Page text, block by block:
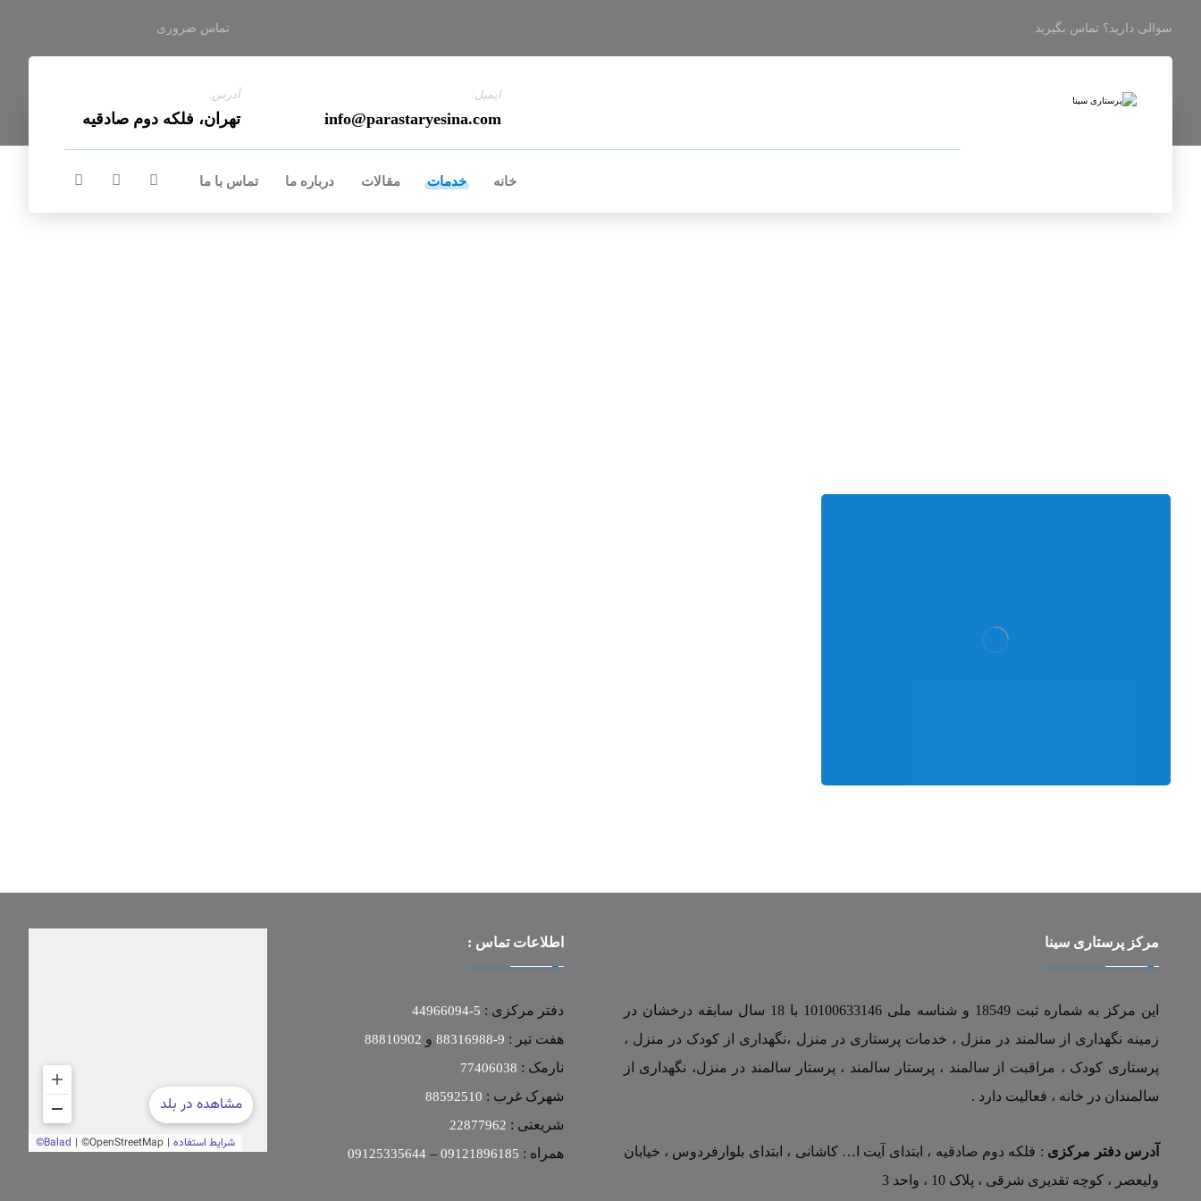
سوالی دارید؟ تماس بگیرید تماس ضروری
آدرس:
تهران، فلکه دوم صادقیه
ایمیل:
info@parastaryesina.com
خانه خدمات مقالات درباره ما تماس با ما
مرکز پرستاری سینا
این مرکز به شماره ثبت 18549 و شناسه ملی 10100633146 با 18 سال سابقه درخشان در
زمینه نگهداری از سالمند در منزل ، خدمات پرستاری در منزل ،نگهداری از کودک در منزل ،
پرستاری کودک ، مراقبت از سالمند ، پرستار سالمند ، پرستار سالمند در منزل، نگهداری از
سالمندان در خانه ، فعالیت دارد .
آدرس دفتر مرکزی : فلکه دوم صادقیه ، ابتدای آیت ا… کاشانی ، ابتدای بلوارفردوس ، خیابان
ولیعصر ، کوچه تقدیری شرقی ، پلاک 10 ، واحد 3
اطلاعات تماس :
دفتر مرکزی : 5-44966094
هفت تیر : 9-88316988 و 88810902
نارمک : 77406038
شهرک غرب : 88592510
شریعتی : 22877962
همراه : 09121896185
–
09125335644